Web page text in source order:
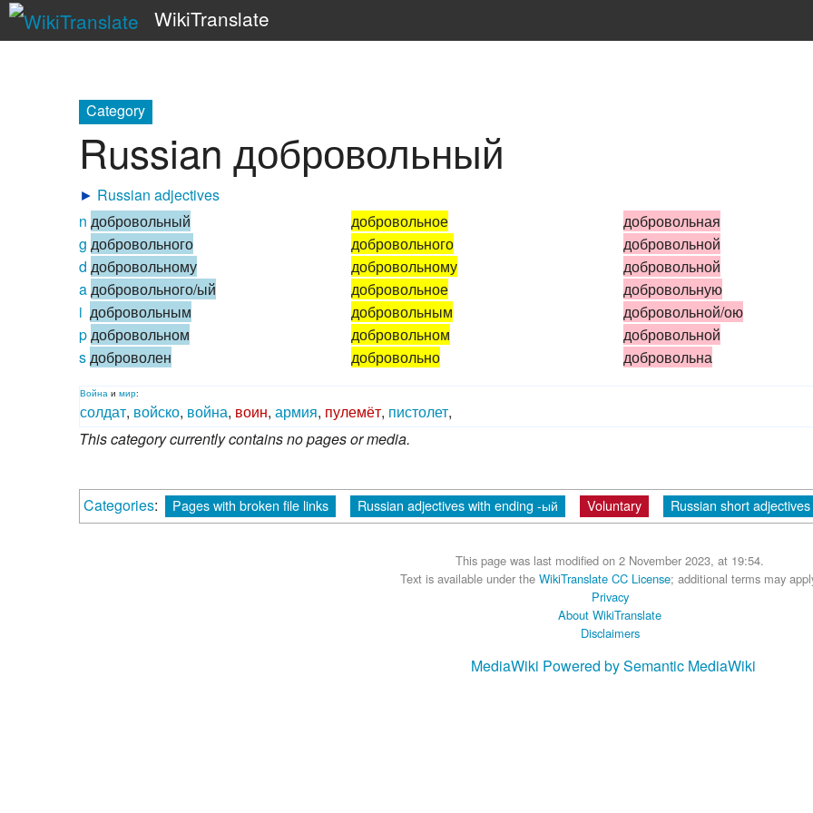
WikiTranslate
Category
Russian добровольный
► Russian adjectives
n добровольный
g добровольного
d добровольному
a добровольного/ый
i добровольным
p добровольном
s доброволен
добровольное
добровольного
добровольному
добровольное
добровольным
добровольном
добровольно
добровольная
добровольной
добровольной
добровольную
добровольной/ою
добровольной
добровольна
Война и мир:
солдат войско война воин армия пулемёт пистолет
This category currently contains no pages or media.
Categories: Pages with broken file links Russian adjectives with ending -ый Voluntary Russian short adjectives
This page was last modified on 2 November 2023, at 19:54.
Text is available under the WikiTranslate CC License; additional terms may
Privacy
About WikiTranslate
Disclaimers
MediaWiki Powered by Semantic MediaWiki